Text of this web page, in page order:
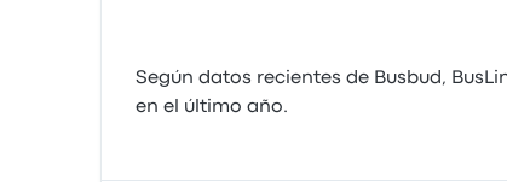
Según datos recientes de Busbud,
en el último año.